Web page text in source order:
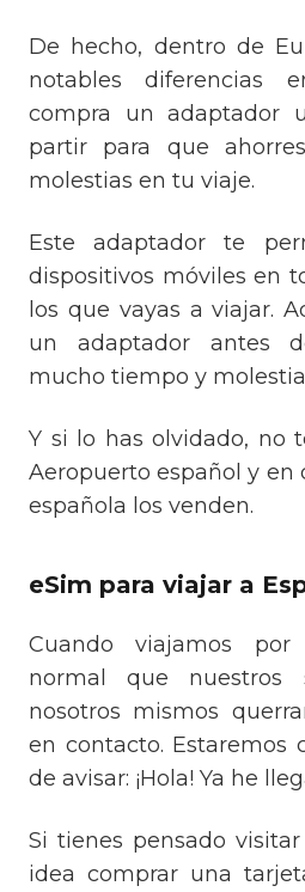
De hecho, dentro de
notables diferencias
compra un adaptador
partir para que
molestias en tu viaje.
Este adaptador te
dispositivos móviles en
los que vayas a viajar.
un adaptador antes
mucho tiempo y
Y si lo has olvidado, no
Aeropuerto español y en
española los venden.
eSim para viajar a
Cuando viajamos
normal que nuestros
nosotros mismos
en contacto. Estaremos
de avisar: ¡Hola! Ya he
Si tienes pensado
idea comprar una